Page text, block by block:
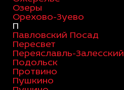
Озеры
Орехово-Зуево
П
Павловский Посад
Пересвет
Переяславль-Залесский
Подольск
Протвино
Пушкино